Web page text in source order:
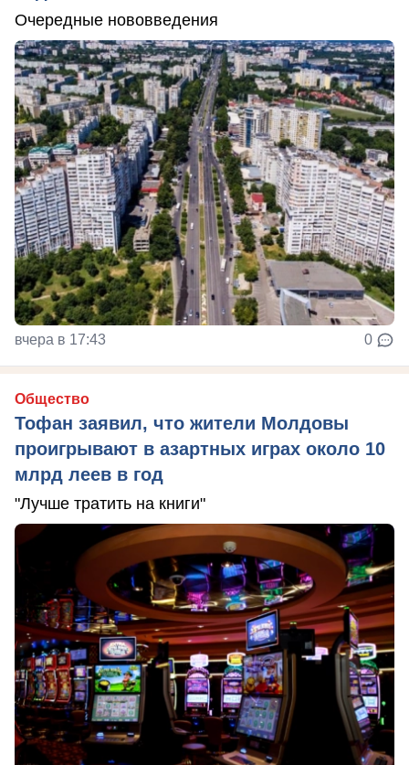
Очередные нововведения
вчера в 17:43 0
Общество
Тофан заявил, что жители Молдовы
проигрывают в азартных играх около 10
млрд леев в год
"Лучше тратить на книги"